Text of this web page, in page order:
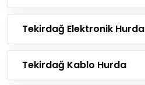
Tekirdağ Elektronik Hurda
Tekirdağ Kablo Hurda